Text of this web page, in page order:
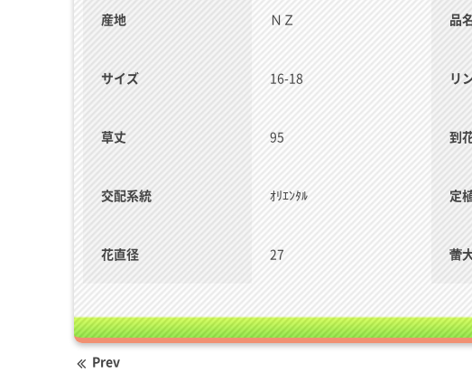
産地 ＮＺ 品
サイズ 16-18 リ
草丈 95 到
交配系統 ｵﾘｴﾝﾀﾙ 定
花直径 27 蕾
Prev